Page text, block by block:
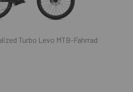
Turbo Levo MTB-Fahrrad